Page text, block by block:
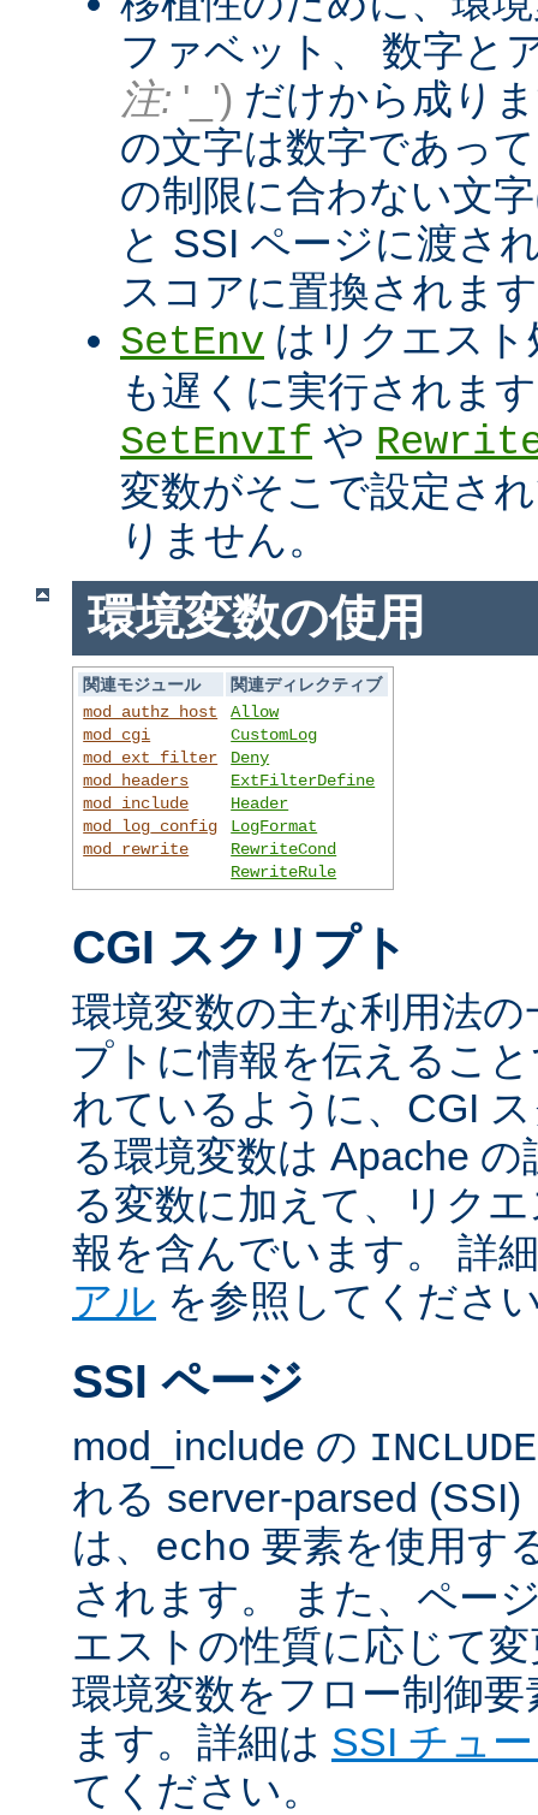
ファベット、 数字と
注: '_') だけから成り
の文字は数字であっ
の制限に合わない文
と SSI ページに渡さ
スコアに置換されま
SetEnv はリクエス
も遅くに実行されま
SetEnvIf や
変数がそこで設定さ
りません。
環境変数の使用
関連モジュール
関連ディレクティブ
mod_authz_host
mod_cgi
mod_ext_filter
mod_headers
mod_include
mod_log_config
mod_rewrite
Allow
CustomLog
Deny
ExtFilterDefine
Header
LogFormat
RewriteCond
RewriteRule
CGI スクリプト
環境変数の主な利用法
プトに情報を伝えるこ
れているように、CGI
る環境変数は Apache
る変数に加えて、リク
報を含んでいます。 詳
アル を参照してくださ
SSI ページ
mod_include の
れる server-parsed
は、 echo 要素を使用す
されます。 また、ペー
エストの性質に応じて
環境変数をフロー制御
ます。詳細は SSI チュ
てください。